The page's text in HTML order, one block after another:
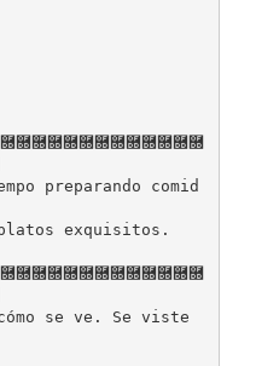
preparando comid
exquisitos.
se ve. Se viste